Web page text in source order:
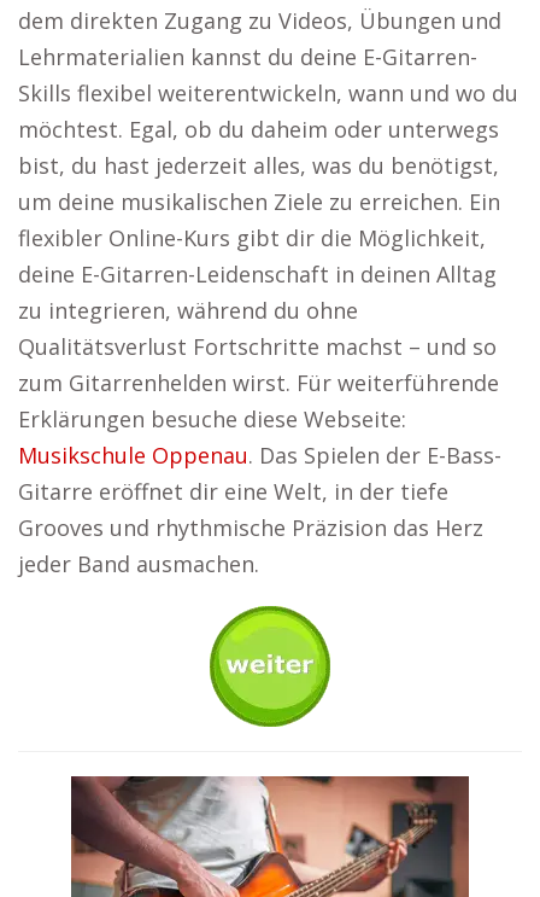
dem direkten Zugang zu Videos, Übungen und
Lehrmaterialien kannst du deine E-Gitarren-
Skills flexibel weiterentwickeln, wann und wo du
möchtest. Egal, ob du daheim oder unterwegs
bist, du hast jederzeit alles, was du benötigst,
um deine musikalischen Ziele zu erreichen. Ein
flexibler Online-Kurs gibt dir die Möglichkeit,
deine E-Gitarren-Leidenschaft in deinen Alltag
zu integrieren, während du ohne
Qualitätsverlust Fortschritte machst – und so
zum Gitarrenhelden wirst. Für weiterführende
Erklärungen besuche diese Webseite:
Musikschule Oppenau. Das Spielen der E-Bass-
Gitarre eröffnet dir eine Welt, in der tiefe
Grooves und rhythmische Präzision das Herz
jeder Band ausmachen.